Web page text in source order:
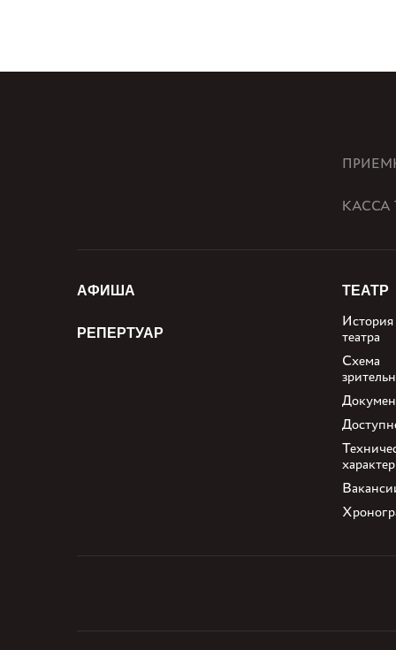
КАССА
АФИША
РЕПЕРТУАР
ТЕАТР
История
театра
Схема